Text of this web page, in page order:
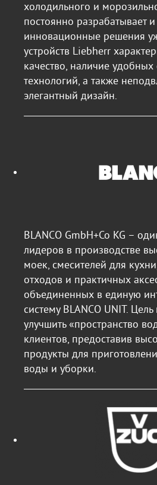
холодильного и
постоянно разрабатывает
инновационные решения
устройств Liebherr
качество, наличие
технологий, а также
элегантный дизайн.
BLANCO GmbH+Co KG –
лидеров в производстве
моек, смесителей для
отходов и практичных
объединенных в единую
систему BLANCO UNIT.
улучшить «пространство
клиентов, предоставив
продукты для
воды и уборки.